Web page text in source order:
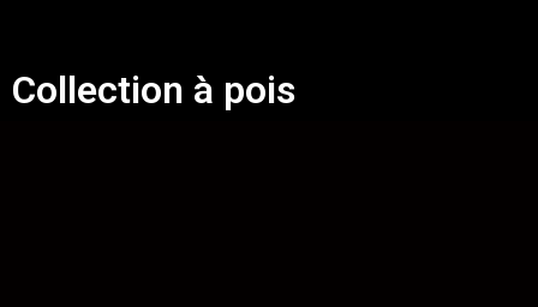
Collection à pois